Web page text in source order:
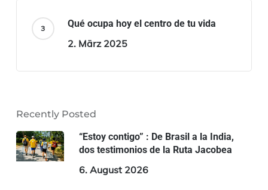
Qué ocupa hoy el centro de tu vida
2. März 2025
Recently Posted
“Estoy contigo” : De Brasil a la India,
dos testimonios de la Ruta Jacobea
6. August 2026